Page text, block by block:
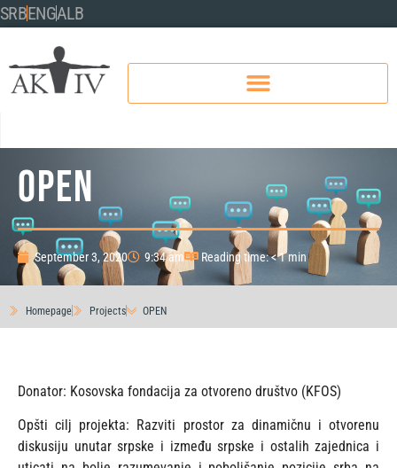
SRBENGALB
OPEN
September 3, 2020 9:34 am Reading time: < 1 min
Homepage Projects OPEN
Donator: Kosovska fondacija za otvoreno društvo (KFOS)
Opšti cilj projekta: Razviti prostor za dinamičnu i otvorenu
diskusiju unutar srpske i između srpske i ostalih zajednica i